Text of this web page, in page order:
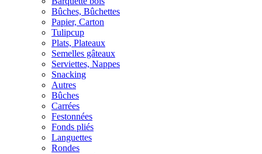
Bûches, Bûchettes
Papier, Carton
Tulipcup
Plats, Plateaux
Semelles gâteaux
Serviettes, Nappes
Snacking
Autres
Bûches
Carrées
Festonnées
Fonds pliés
Languettes
Rondes